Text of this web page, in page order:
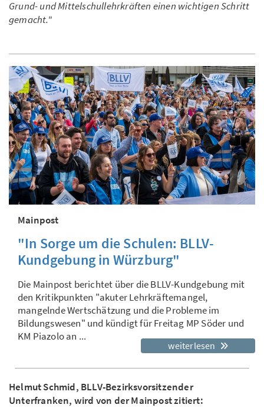
Grund- und Mittelschullehrkräften einen wichtigen Schritt
gemacht."
Mainpost
"In Sorge um die Schulen: BLLV-
Kundgebung in Würzburg"
Die Mainpost berichtet über die BLLV-Kundgebung mit
den Kritikpunkten "akuter Lehrkräftemangel,
mangelnde Wertschätzung und die Probleme im
Bildungswesen" und kündigt für Freitag MP Söder und
KM Piazolo an ...
weiterlesen
Helmut Schmid, BLLV-Bezirksvorsitzender
Unterfranken, wird von der Mainpost zitiert: